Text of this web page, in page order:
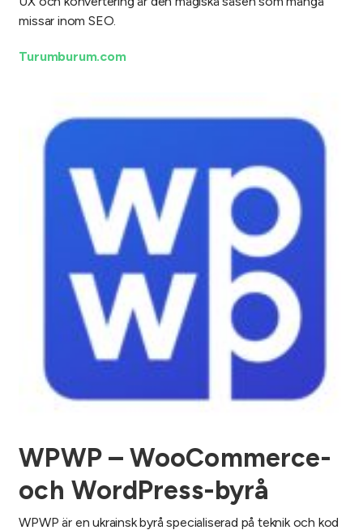
missar inom SEO.
Turumburum.com
WPWP – WooCommerce-
och WordPress-byrå
WPWP är en ukrainsk byrå specialiserad på teknik och kod